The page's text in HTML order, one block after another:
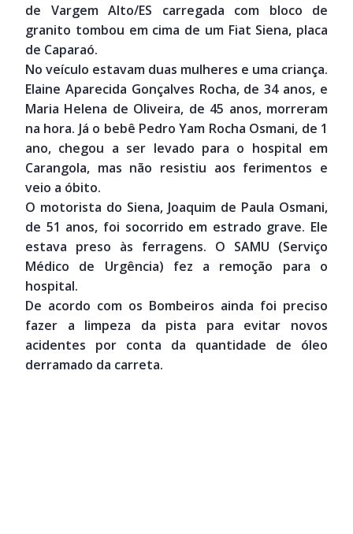
de Vargem Alto/ES carregada com bloco de
granito tombou em cima de um Fiat Siena, placa
de Caparaó.
No veículo estavam duas mulheres e uma criança.
Elaine Aparecida Gonçalves Rocha, de 34 anos, e
Maria Helena de Oliveira, de 45 anos, morreram
na hora. Já o bebê Pedro Yam Rocha Osmani, de 1
ano, chegou a ser levado para o hospital em
Carangola, mas não resistiu aos ferimentos e
veio a óbito.
O motorista do Siena, Joaquim de Paula Osmani,
de 51 anos, foi socorrido em estrado grave. Ele
estava preso às ferragens. O SAMU (Serviço
Médico de Urgência) fez a remoção para o
hospital.
De acordo com os Bombeiros ainda foi preciso
fazer a limpeza da pista para evitar novos
acidentes por conta da quantidade de óleo
derramado da carreta.